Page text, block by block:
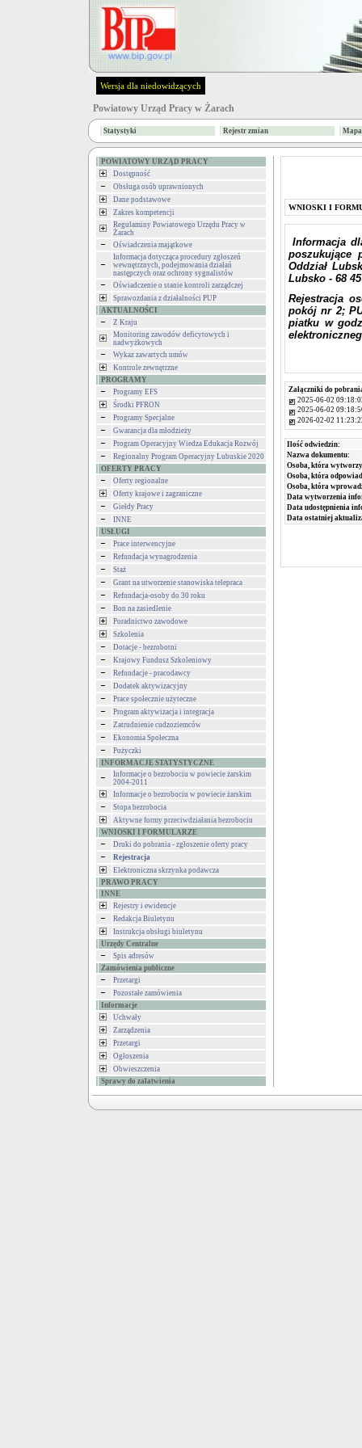
Wersja dla niedowidzących
Powiatowy Urząd Pracy w Żarach
Statystyki Rejestr zmian
POWIATOWY URZĄD PRACY
Dostępność
Obsługa osób uprawnionych
Dane podstawowe
Zakres kompetencji
Regulaminy Powiatowego Urzędu Pracy w
Żarach
Oświadczenia majątkowe
Informacja dotycząca procedury zgłoszeń
wewnętrznych, podejmowania działań
następczych oraz ochrony sygnalistów
Oświadczenie o stanie kontroli zarządczej
Sprawozdania z działalności PUP
AKTUALNOŚCI
Z Kraju
Monitoring zawodów deficytowych i
nadwyżkowych
Wykaz zawartych umów
Kontrole zewnętrzne
PROGRAMY
Programy EFS
Środki PFRON
Programy Specjalne
Gwarancja dla młodzieży
Program Operacyjny Wiedza Edukacja Rozwój
Regionalny Program Operacyjny Lubuskie 2020
OFERTY PRACY
Oferty regionalne
Oferty krajowe i zagraniczne
Giełdy Pracy
INNE
USŁUGI
Prace interwencyjne
Refundacja wynagrodzenia
Staż
Grant na utworzenie stanowiska telepraca
Refundacja-osoby do 30 roku
Bon na zasiedlenie
Poradnictwo zawodowe
Szkolenia
Dotacje - bezrobotni
Krajowy Fundusz Szkoleniowy
Refundacje - pracodawcy
Dodatek aktywizacyjny
Prace społecznie użyteczne
Program aktywizacja i integracja
Zatrudnienie cudzoziemców
Ekonomia Społeczna
Pożyczki
INFORMACJE STATYSTYCZNE
Informacje o bezrobociu w powiecie żarskim
2004-2011
Informacje o bezrobociu w powiecie żarskim
Stopa bezrobocia
Aktywne formy przeciwdziałania bezrobociu
WNIOSKI I FORMULARZE
Druki do pobrania - zgłoszenie oferty pracy
Rejestracja
Elektroniczna skrzynka podawcza
PRAWO PRACY
INNE
Rejestry i ewidencje
Redakcja Biuletynu
Instrukcja obsługi biuletynu
Urzędy Centralne
Spis adresów
Zamówienia publiczne
Przetargi
Pozostałe zamówienia
Informacje
Uchwały
Zarządzenia
Przetargi
Ogłoszenia
Obwieszczenia
Sprawy do załatwienia
WNIOSKI I
Informacja
poszukujące
Oddział
Lubsko - 68
Rejestracja
pokój nr 2;
piatku w
Załączniki do
2025-06-02
2025-06-02
2026-02-02
Ilość odwiedzin:
Nazwa dokumentu:
Osoba, która
Osoba, która
Osoba, która
Data wytworzenia
Data udostępnienia
Data ostatniej